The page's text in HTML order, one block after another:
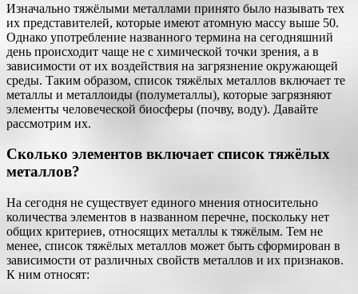
Изначально тяжёлыми металлами принято было называть тех
их представителей, которые имеют атомную массу выше 50.
Однако употребление названного термина на сегодняшний
день происходит чаще не с химической точки зрения, а в
зависимости от их воздействия на загрязнение окружающей
среды. Таким образом, список тяжёлых металлов включает те
металлы и металлоиды (полуметаллы), которые загрязняют
элементы человеческой биосферы (почву, воду). Давайте
рассмотрим их.
Сколько элементов включает список тяжёлых
металлов?
На сегодня не существует единого мнения относительно
количества элементов в названном перечне, поскольку нет
общих критериев, относящих металлы к тяжёлым. Тем не
менее, список тяжёлых металлов может быть сформирован в
зависимости от различных свойств металлов и их признаков.
К ним относят: